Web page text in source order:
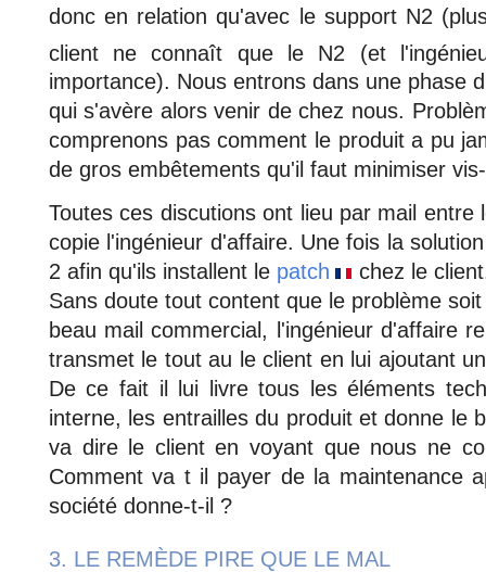
donc en relation qu'avec le support N2
client ne connaît que le N2 (et
importance). Nous entrons dans une phase
qui s'avère alors venir de chez nous.
comprenons pas comment le produit a pu
de gros embêtements qu'il faut minimiser
Toutes ces discutions ont lieu par mail
copie l'ingénieur d'affaire. Une fois la
2 afin qu'ils installent le patch
chez le
Sans doute tout content que le problème
beau mail commercial, l'ingénieur d'affaire
transmet le tout au le client en lui ajoutant
De ce fait il lui livre tous les éléments
interne, les entrailles du produit et donne le
va dire le client en voyant que nous ne
Comment va t il payer de la maintenance
société donne-t-il ?
3. LE REMÈDE PIRE QUE LE MAL